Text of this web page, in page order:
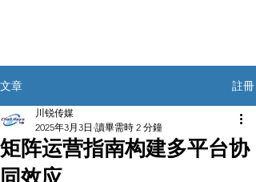
文章 註冊
矩阵运营指南构建多平台协
川锐传媒
2025年3月3日 讀畢需時 2 分鐘